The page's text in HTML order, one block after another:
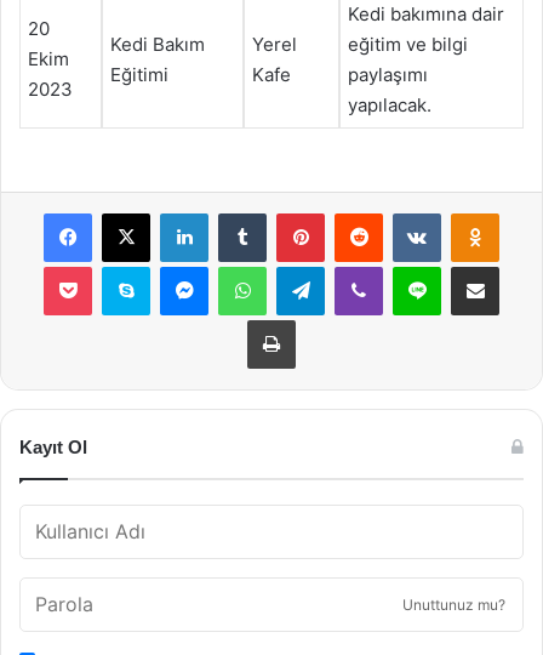
20
Ekim
2023
Kedi Bakım
Eğitimi
Yerel
Kafe
Kedi bakımına dair
eğitim ve bilgi
paylaşımı
yapılacak.
Facebook
X LinkedInTumblr PinterestReddit VKontakte
Pocket Skype MessengerWhatsAppTelegramViber Line E-Posta ile
Yazdır
Kayıt Ol
Unuttunuz mu?